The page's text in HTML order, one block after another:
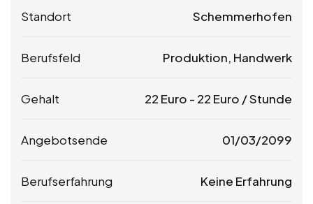
Standort Schemmerhofen
Berufsfeld Produktion, Handwerk
Gehalt 22 Euro - 22 Euro / Stunde
Angebotsende 01/03/2099
Berufserfahrung Keine Erfahrung